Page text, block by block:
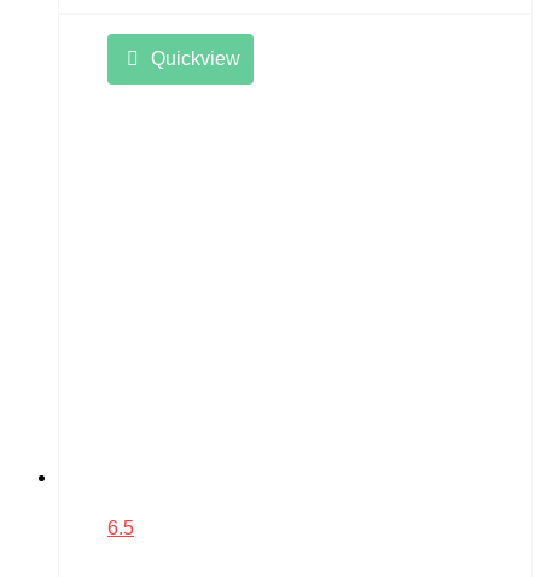
Quickview
6.5